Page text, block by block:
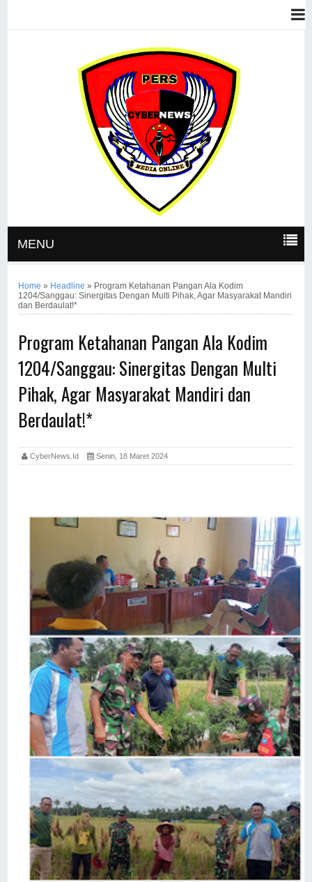
MENU
Home » Headline » Program Ketahanan Pangan Ala Kodim
1204/Sanggau: Sinergitas Dengan Multi Pihak, Agar Masyarakat Mandiri
dan Berdaulat!*
Program Ketahanan Pangan Ala Kodim
1204/Sanggau: Sinergitas Dengan Multi
Pihak, Agar Masyarakat Mandiri dan
Berdaulat!*
CyberNews.id Senin, 18 Maret 2024